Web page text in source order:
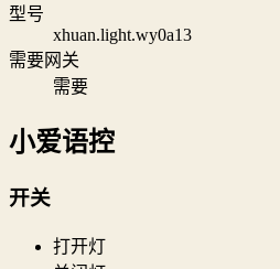
型号
xhuan.light.wy0a13
需要网关
需要
小爱语控
开关
打开灯